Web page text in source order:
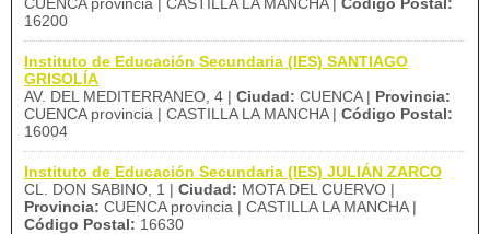
16200
Instituto de Educación Secundaria (IES) SANTIAGO
GRISOLÍA
AV. DEL MEDITERRANEO, 4 | Ciudad: CUENCA | Provincia:
CUENCA provincia | CASTILLA LA MANCHA | Código Postal:
16004
Instituto de Educación Secundaria (IES) JULIÁN ZARCO
CL. DON SABINO, 1 | Ciudad: MOTA DEL CUERVO |
Provincia: CUENCA provincia | CASTILLA LA MANCHA |
Código Postal: 16630